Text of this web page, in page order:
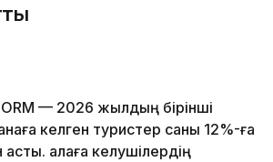
— 2026 жылдың бірінші
келген туристер саны 12%-ға
Қалаға келушілердің